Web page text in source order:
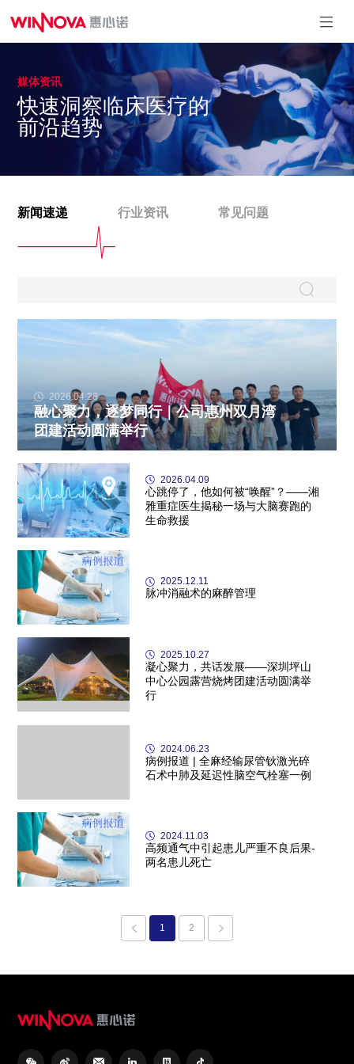
麻醉&重症系
列
一次性使用测温中
心静脉导管
一次性使用有创血
一次性使用无菌气
管插管
一次性使用鼻咽通
一次性使用体温传
长管
泌尿系列
一次性使用内窥镜
取石篮
一次性使用输尿管
导引鞘
一次性使用泌尿道
用导丝
一次性使用无菌输
介入系列
一次性使用球囊
扩充压力泵
引流系列
一次性使用引
流导管套装
媒体资讯
快速洞察临床医疗的
前沿趋势
新闻速递 行业资讯 常见问题
2026.04.28
融心聚力，逐梦同行｜公司惠州双月湾
团建活动圆满举行
2026.04.09
心跳停了，他如何被“唤醒”？——湘
雅重症医生揭秘一场与大脑赛跑的
生命救援
2025.12.11
脉冲消融术的麻醉管理
2025.10.27
凝心聚力，共话发展——深圳坪山
中心公园露营烧烤团建活动圆满举
行
2024.06.23
病例报道 | 全麻经输尿管钬激光碎
石术中肺及延迟性脑空气栓塞一例
2024.11.03
高频通气中引起患儿严重不良后果-
两名患儿死亡
1 2